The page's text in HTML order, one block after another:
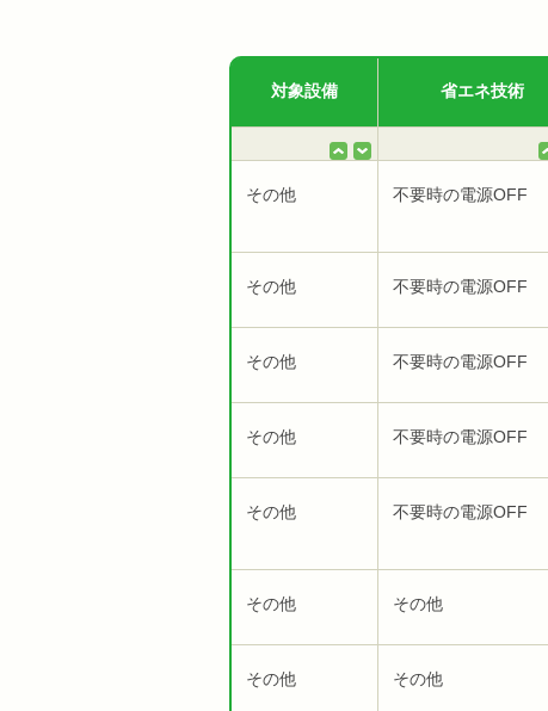
対象設備 省エネ技術
その他 不要時の電源OFF
その他 不要時の電源OFF
その他 不要時の電源OFF
その他 不要時の電源OFF
その他 不要時の電源OFF
その他 その他
その他 その他